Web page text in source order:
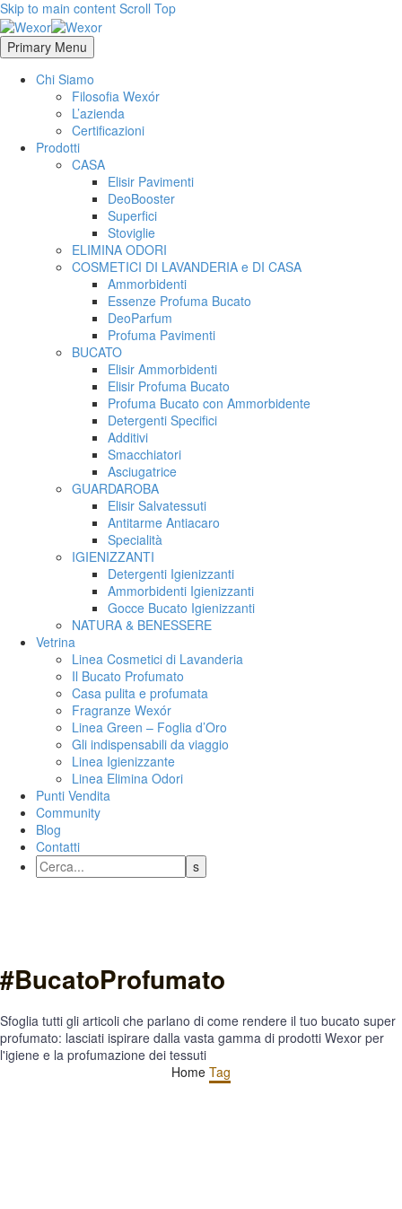
Skip to main content Scroll Top
Primary Menu
Chi Siamo
Filosofia Wexór
L’azienda
Certificazioni
Prodotti
CASA
Elisir Pavimenti
DeoBooster
Superfici
Stoviglie
ELIMINA ODORI
COSMETICI DI LAVANDERIA e DI CASA
Ammorbidenti
Essenze Profuma Bucato
DeoParfum
Profuma Pavimenti
BUCATO
Elisir Ammorbidenti
Elisir Profuma Bucato
Profuma Bucato con Ammorbidente
Detergenti Specifici
Additivi
Smacchiatori
Asciugatrice
GUARDAROBA
Elisir Salvatessuti
Antitarme Antiacaro
Specialità
IGIENIZZANTI
Detergenti Igienizzanti
Ammorbidenti Igienizzanti
Gocce Bucato Igienizzanti
NATURA & BENESSERE
Vetrina
Linea Cosmetici di Lavanderia
Il Bucato Profumato
Casa pulita e profumata
Fragranze Wexór
Linea Green – Foglia d’Oro
Gli indispensabili da viaggio
Linea Igienizzante
Linea Elimina Odori
Punti Vendita
Community
Blog
Contatti
#BucatoProfumato
Sfoglia tutti gli articoli che parlano di come rendere il tuo bucato super
profumato: lasciati ispirare dalla vasta gamma di prodotti Wexor per
l'igiene e la profumazione dei tessuti
Home Tag